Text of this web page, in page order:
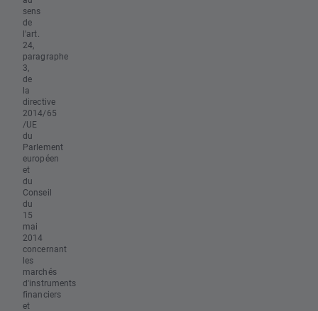
sens
de
l'art.
24,
paragraphe
3,
de
la
directive
2014/65
/UE
du
Parlement
européen
et
du
Conseil
du
15
mai
2014
concernant
les
marchés
d'instruments
financiers
et